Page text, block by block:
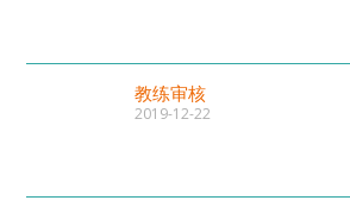
教练审核
2019-12-22